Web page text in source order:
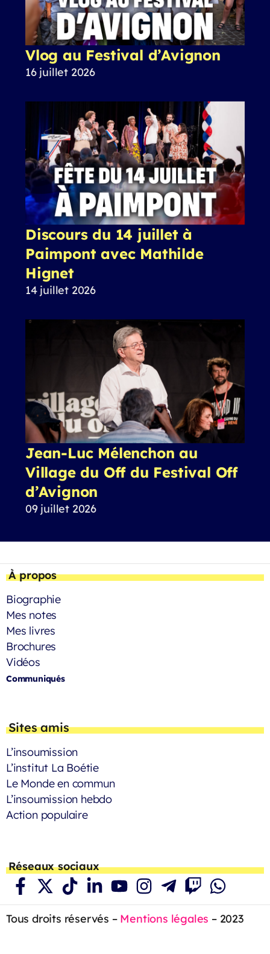
Vlog au Festival d’Avignon
16 juillet 2026
Discours du 14 juillet à
Paimpont avec Mathilde
Hignet
14 juillet 2026
Jean-Luc Mélenchon au
Village du Off du Festival Off
d’Avignon
09 juillet 2026
À propos
Biographie
Mes notes
Mes livres
Brochures
Vidéos
Communiqués
Sites amis
L’insoumission
L’institut La Boétie
Le Monde en commun
L’insoumission hebdo
Action populaire
Réseaux sociaux
Tous droits réservés – Mentions légales – 2023